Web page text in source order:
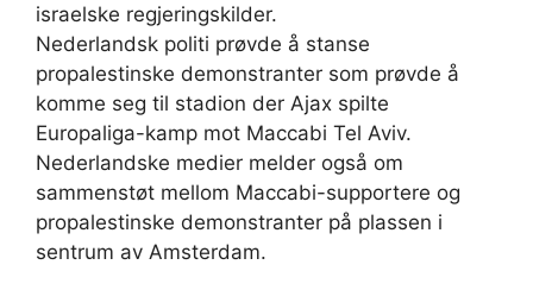
israelske regjeringskilder.
Nederlandsk politi prøvde å stanse
propalestinske demonstranter som prøvde å
komme seg til stadion der Ajax spilte
Europaliga-kamp mot Maccabi Tel Aviv.
Nederlandske medier melder også om
sammenstøt mellom Maccabi-supportere og
propalestinske demonstranter på plassen i
sentrum av Amsterdam.